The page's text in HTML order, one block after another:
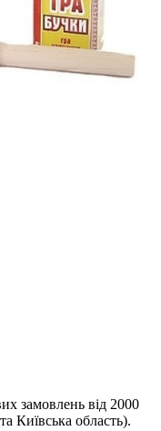
замовлень від 2000
Київська область).